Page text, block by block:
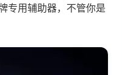
专用辅助器，不管你是